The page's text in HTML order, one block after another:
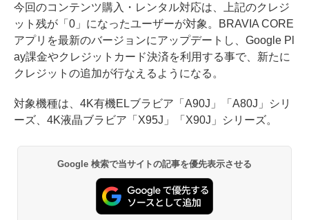
今回のコンテンツ購入・レンタル対応は、上記のクレジ
ット残が「0」になったユーザーが対象。BRAVIA CORE
アプリを最新のバージョンにアップデートし、Google Pl
ay課金やクレジットカード決済を利用する事で、新たに
クレジットの追加が行なえるようになる。
対象機種は、4K有機ELブラビア「A90J」「A80J」シリ
ーズ、4K液晶ブラビア「X95J」「X90J」シリーズ。
Google 検索で当サイトの記事を優先表示させる